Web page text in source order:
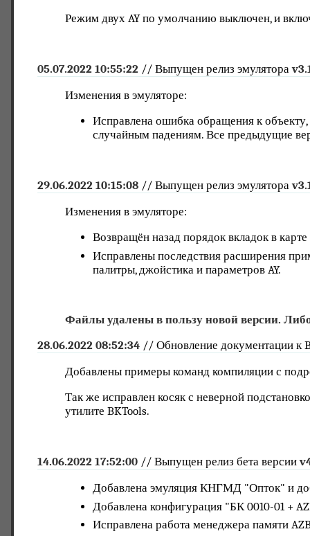
Режим двух AY по умолчанию выключен, и
05.07.2022 10:55:22 // Выпущен релиз эмулятора
Изменения в эмуляторе:
Исправлена ошибка обращения к
случайным падениям. Все предыдущие
29.06.2022 10:15:08 // Выпущен релиз эмулятора
Изменения в эмуляторе:
Возвращён назад порядок вкладок в
Исправлены последствия расширения
палитры, джойстика и параметров AY.
Файлы удалены в пользу новой версии.
28.06.2022 08:52:34 // Обновление документации к
Добавлены примеры команд компиляции с
Так же исправлен косяк с неверной
утилите BKTools.
14.06.2022 17:52:00 // Выпущен релиз бета версии
Добавлена эмуляция КНГМД "Опток" и
Добавлена конфигурация "БК 0010-01 +
Исправлена работа менеджера памяти